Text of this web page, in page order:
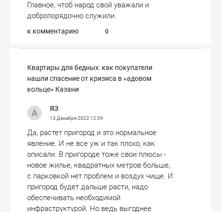
Главное, чтоб народ свой уважали и
добропорядочно служили.
к комментарию 0
Квартиры для бедных: как покупатели
нашли спасение от кризиса в «адовом
кольце» Казани
ЯЗ
13 Декабря 2022 12:39
Да, растет пригород и это нормальное
явление. И не все уж и так плохо, как
описали. В пригороде тоже свои плюсы -
новое жилье, квадратных метров больше,
с парковкой нет проблем и воздух чище. И
пригород будет дальше расти, надо
обеспечивать необходимой
инфраструктурой. Но ведь выгоднее